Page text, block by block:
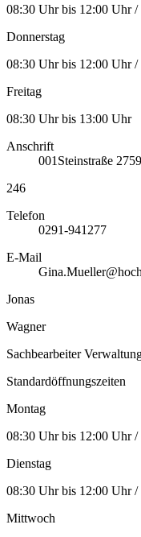
08:30 Uhr bis 12:00 Uhr
Donnerstag
08:30 Uhr bis 12:00 Uhr
Freitag
08:30 Uhr bis 13:00 Uhr
Anschrift
001 Steinstraße 27
246
Telefon
0291-941277
E-Mail
Jonas
Wagner
Sachbearbeiter
Standardöffnungszeiten
Montag
08:30 Uhr bis 12:00 Uhr
Dienstag
08:30 Uhr bis 12:00 Uhr
Mittwoch